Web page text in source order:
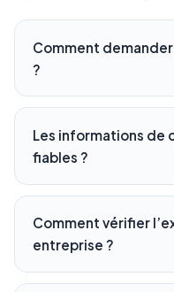
Comment
?
Les informations
fiables ?
Comment vérifier
entreprise ?